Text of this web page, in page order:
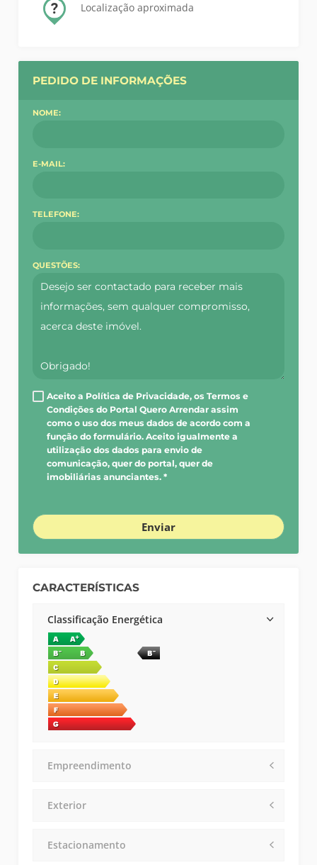
Localização aproximada
PEDIDO DE INFORMAÇÕES
NOME:
E-MAIL:
TELEFONE:
QUESTÕES:
Aceito a Política de Privacidade, os Termos e
Condições do Portal Quero Arrendar assim
como o uso dos meus dados de acordo com a
função do formulário. Aceito igualmente a
utilização dos dados para envio de
comunicação, quer do portal, quer de
imobiliárias anunciantes. *
Enviar
CARACTERÍSTICAS
Classificação Energética
Empreendimento
Exterior
Estacionamento